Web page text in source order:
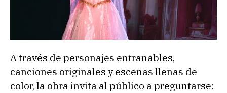
A través de personajes entrañables,
canciones originales y escenas llenas de
color, la obra invita al público a preguntarse: